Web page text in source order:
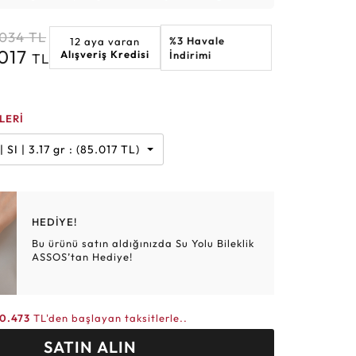
TL
TL
12 aya varan
Alışveriş Kredisi
%3 Havale
İndirimi
| G | SI | 3.17 gr : (85.017 TL)
HEDİYE!
Bu ürünü satın aldığınızda Su Yolu Bileklik
ASSOS’tan Hediye!
TL'den başlayan taksitlerle..
SATIN ALIN